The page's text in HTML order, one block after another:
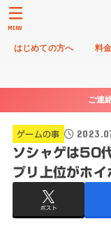
はじめての方へ 料
MENU
ご連
ゲームの事
ソシャゲは50
プリ上位がホイ
ポスト